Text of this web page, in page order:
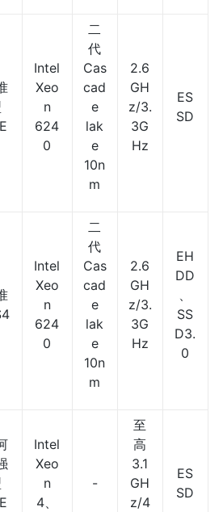
Intel
Xeo
n
624
0
二
代
Cas
cad
e
lak
e
10n
m
2.6
GH
z/3.
3G
Hz
ES
SD
Intel
Xeo
n
624
0
二
代
Cas
cad
e
lak
e
10n
m
2.6
GH
z/3.
3G
Hz
EH
DD
、
SS
D3.
0
Intel
Xeo
n
4、
-
至
高
3.1
GH
z/4
ES
SD